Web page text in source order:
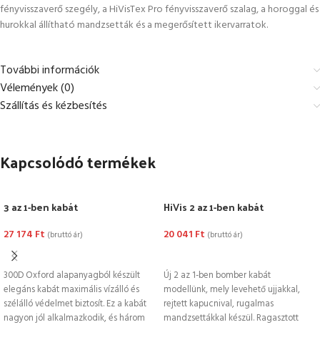
fényvisszaverő szegély, a HiVisTex Pro fényvisszaverő szalag, a horoggal és
hurokkal állítható mandzsetták és a megerősített ikervarratok.
További információk
Vélemények (0)
Szállítás és kézbesítés
Kapcsolódó termékek
3 az 1-ben kabát
27 174 Ft (bruttó ár)
OPCIÓK VÁLASZTÁSA
300D Oxford alapanyagból készült
elegáns kabát maximális vízálló és
szélálló védelmet biztosít. Ez a kabát
nagyon jól alkalmazkodik, és három
HiVis 2 az 1-ben kabát
20 041 Ft (bruttó ár)
Új 2 az 1-ben bomber kabát
modellünk, mely levehető ujjakkal,
rejtett kapucnival, rugalmas
mandzsettákkal készül. Ragasztott